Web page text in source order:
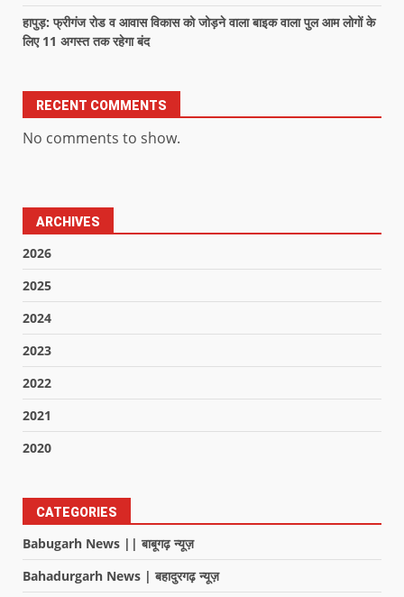
हापुड़: फ्रीगंज रोड व आवास विकास को जोड़ने वाला बाइक वाला पुल आम लोगों के
लिए 11 अगस्त तक रहेगा बंद
RECENT COMMENTS
No comments to show.
ARCHIVES
2026
2025
2024
2023
2022
2021
2020
CATEGORIES
Babugarh News || बाबूगढ़ न्यूज़
Bahadurgarh News | बहादुरगढ़ न्यूज़